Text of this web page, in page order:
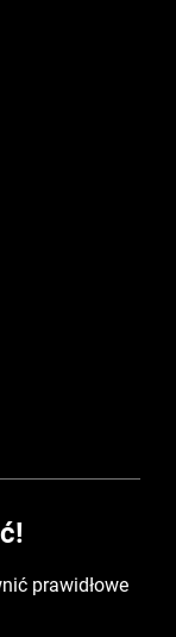
prawidłowe